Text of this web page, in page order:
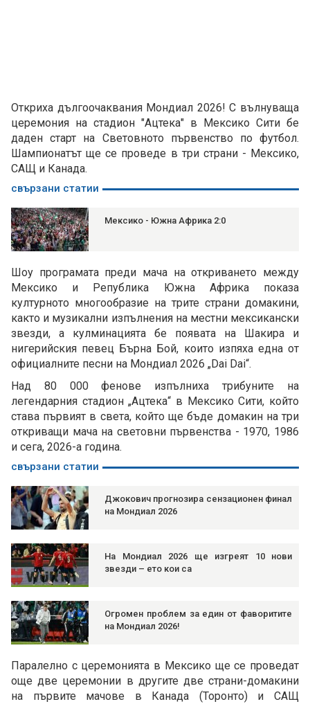
Откриха дългоочаквания Мондиал 2026! С вълнуваща
церемония на стадион "Ацтека" в Мексико Сити бе
даден старт на Световното първенство по футбол.
Шампионатът ще се проведе в три страни - Мексико,
САЩ и Канада.
свързани статии
Мексико - Южна Африка 2:0
Шоу програмата преди мача на откриването между
Мексико и Република Южна Африка показа
културното многообразие на трите страни домакини,
както и музикални изпълнения на местни мексикански
звезди, а кулминацията бе появата на Шакира и
нигерийския певец Бърна Бой, които изпяха една от
официалните песни на Мондиал 2026 „Dai Dai“.
Над 80 000 фенове изпълниха трибуните на
легендарния стадион „Ацтека“ в Мексико Сити, който
става първият в света, който ще бъде домакин на три
откриващи мача на световни първенства - 1970, 1986
и сега, 2026-а година.
свързани статии
Джокович прогнозира сензационен финал
на Мондиал 2026
На Мондиал 2026 ще изгреят 10 нови
звезди – ето кои са
Огромен проблем за един от фаворитите
на Мондиал 2026!
Паралелно с церемонията в Мексико ще се проведат
още две церемонии в другите две страни-домакини
на първите мачове в Канада (Торонто) и САЩ